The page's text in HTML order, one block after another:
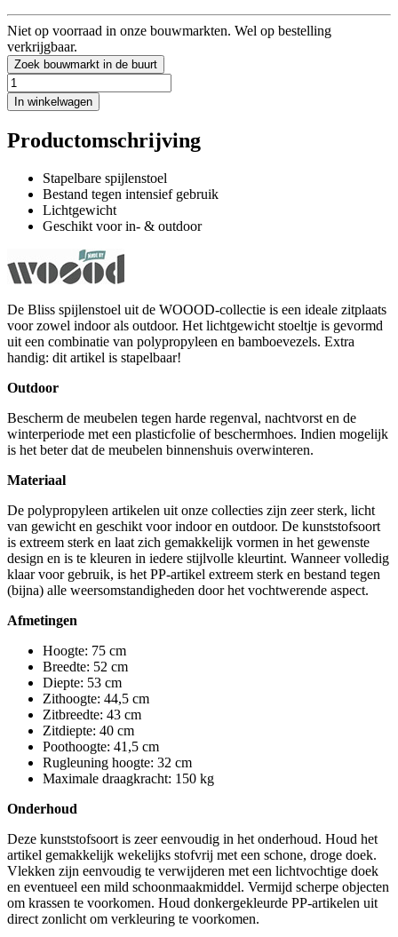
Niet op voorraad in onze bouwmarkten. Wel op bestelling
verkrijgbaar.
Zoek bouwmarkt in de buurt
In winkelwagen
Productomschrijving
Stapelbare spijlenstoel
Bestand tegen intensief gebruik
Lichtgewicht
Geschikt voor in- & outdoor
De Bliss spijlenstoel uit de WOOOD-collectie is een ideale zitplaats
voor zowel indoor als outdoor. Het lichtgewicht stoeltje is gevormd
uit een combinatie van polypropyleen en bamboevezels. Extra
handig: dit artikel is stapelbaar!
Outdoor
Bescherm de meubelen tegen harde regenval, nachtvorst en de
winterperiode met een plasticfolie of beschermhoes. Indien mogelijk
is het beter dat de meubelen binnenshuis overwinteren.
Materiaal
De polypropyleen artikelen uit onze collecties zijn zeer sterk, licht
van gewicht en geschikt voor indoor en outdoor. De kunststofsoort
is extreem sterk en laat zich gemakkelijk vormen in het gewenste
design en is te kleuren in iedere stijlvolle kleurtint. Wanneer volledig
klaar voor gebruik, is het PP-artikel extreem sterk en bestand tegen
(bijna) alle weersomstandigheden door het vochtwerende aspect.
Afmetingen
Hoogte: 75 cm
Breedte: 52 cm
Diepte: 53 cm
Zithoogte: 44,5 cm
Zitbreedte: 43 cm
Zitdiepte: 40 cm
Poothoogte: 41,5 cm
Rugleuning hoogte: 32 cm
Maximale draagkracht: 150 kg
Onderhoud
Deze kunststofsoort is zeer eenvoudig in het onderhoud. Houd het
artikel gemakkelijk wekelijks stofvrij met een schone, droge doek.
Vlekken zijn eenvoudig te verwijderen met een lichtvochtige doek
en eventueel een mild schoonmaakmiddel. Vermijd scherpe objecten
om krassen te voorkomen. Houd donkergekleurde PP-artikelen uit
direct zonlicht om verkleuring te voorkomen.